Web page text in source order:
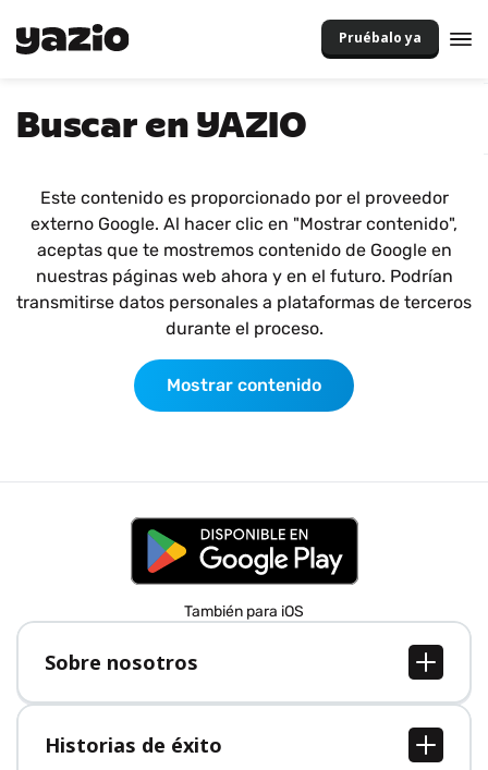
Pruébalo ya
Buscar en YAZIO
Este contenido es proporcionado por el proveedor
externo Google. Al hacer clic en "Mostrar contenido",
aceptas que te mostremos contenido de Google en
nuestras páginas web ahora y en el futuro. Podrían
transmitirse datos personales a plataformas de terceros
durante el proceso.
Mostrar contenido
También para iOS
Sobre nosotros
Sobre nosotros
Empleo
Prensa
Historias de éxito